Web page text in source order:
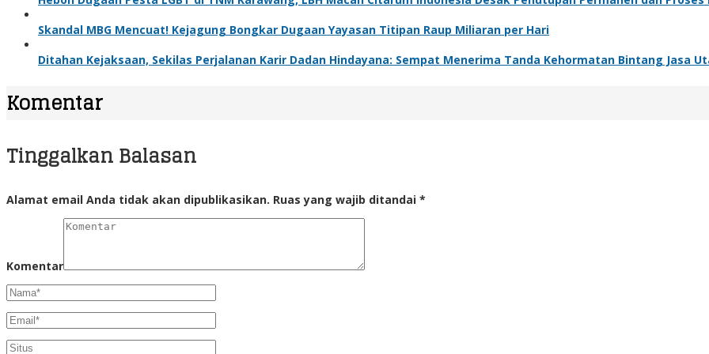
Skandal MBG Mencuat! Kejagung Bongkar Dugaan Yayasan Titipan Raup Miliaran per Hari
Ditahan Kejaksaan, Sekilas Perjalanan Karir Dadan Hindayana: Sempat Menerima Tanda Kehormatan Bintang Jasa
Komentar
Tinggalkan Balasan
Alamat email Anda tidak akan dipublikasikan. Ruas yang wajib ditandai *
Komentar